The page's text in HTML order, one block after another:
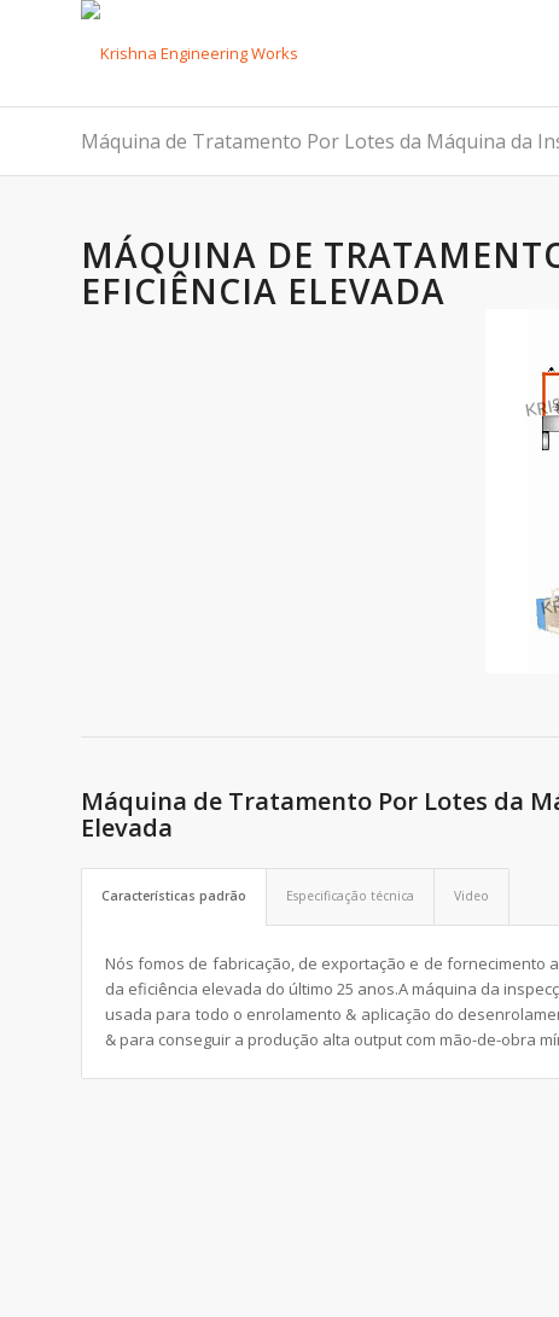
Máquina de Tratamento Por Lotes da Máquina da
MÁQUINA DE
EFICIÊNCIA ELEVADA
Máquina de Tratamento Por Lotes da
Elevada
Características padrão Especificação técnica Video
Nós fomos de fabricação, de exportação e de
da eficiência elevada do último 25 anos.A máquina da
usada para todo o enrolamento & aplicação do
& para conseguir a produção alta output com mão-de-obra